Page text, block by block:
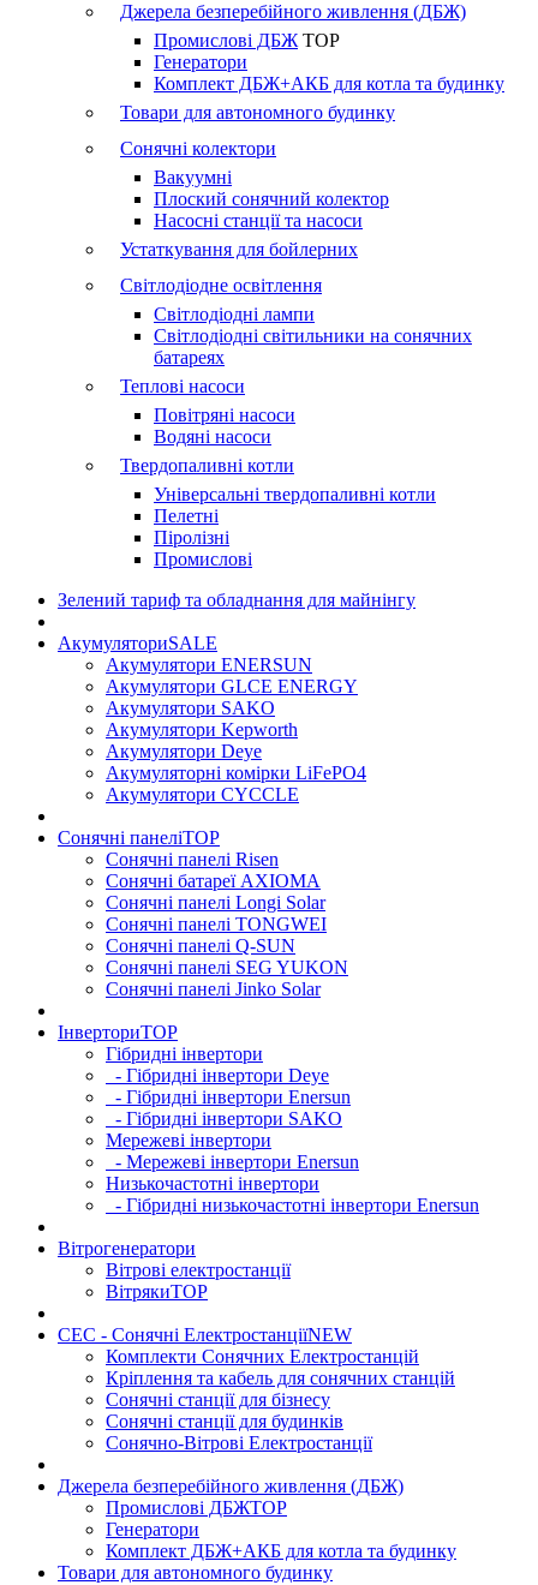
Джерела безперебійного живлення (ДБЖ)
Промислові ДБЖ TOP
Генератори
Комплект ДБЖ+АКБ для котла та будинку
Товари для автономного будинку
Сонячні колектори
Вакуумні
Плоский сонячний колектор
Насосні станції та насоси
Устаткування для бойлерних
Світлодіодне освітлення
Світлодіодні лампи
Світлодіодні світильники на сонячних
батареях
Теплові насоси
Повітряні насоси
Водяні насоси
Твердопаливні котли
Універсальні твердопаливні котли
Пелетні
Піролізні
Промислові
Зелений тариф та обладнання для майнінгу
АкумуляториSALE
Акумулятори ENERSUN
Акумулятори GLCE ENERGY
Акумулятори SAKO
Акумулятори Kepworth
Акумулятори Deye
Акумуляторні комірки LiFePO4
Акумулятори CYCCLE
Сонячні панеліTOP
Сонячні панелі Risen
Сонячні батареї AXIOMA
Сонячні панелі Longi Solar
Сонячні панелі TONGWEI
Сонячні панелі Q-SUN
Сонячні панелі SEG YUKON
Сонячні панелі Jinko Solar
ІнверториTOP
Гібридні інвертори
- Гібридні інвертори Deye
- Гібридні інвертори Enersun
- Гібридні інвертори SAKO
Мережеві інвертори
- Мережеві інвертори Enersun
Низькочастотні інвертори
- Гібридні низькочастотні інвертори Enersun
Вітрогенератори
Вітрові електростанції
ВітрякиTOP
СЕС - Сонячні ЕлектростанціїNEW
Комплекти Сонячних Електростанцій
Кріплення та кабель для сонячних станцій
Сонячні станції для бізнесу
Сонячні станції для будинків
Сонячно-Вітрові Електростанції
Джерела безперебійного живлення (ДБЖ)
Промислові ДБЖTOP
Генератори
Комплект ДБЖ+АКБ для котла та будинку
Товари для автономного будинку